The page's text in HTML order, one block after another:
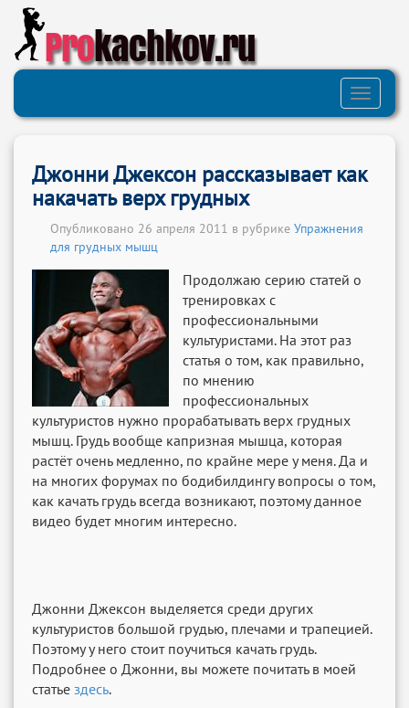
Prokachkov.ru
Toggle
Джонни Джексон рассказывает как
накачать верх грудных
Опубликовано 26 апреля 2011 в рубрике Упражнения
для грудных мышц
Продолжаю серию статей о
тренировках с
профессиональными
культуристами. На этот раз
статья о том, как правильно,
по мнению
профессиональных
культуристов нужно прорабатывать верх грудных
мышц. Грудь вообще капризная мышца, которая
растёт очень медленно, по крайне мере у меня. Да и
на многих форумах по бодибилдингу вопросы о том,
как качать грудь всегда возникают, поэтому данное
видео будет многим интересно.
Джонни Джексон выделяется среди других
культуристов большой грудью, плечами и трапецией.
Поэтому у него стоит поучиться качать грудь.
Подробнее о Джонни, вы можете почитать в моей
статье здесь.